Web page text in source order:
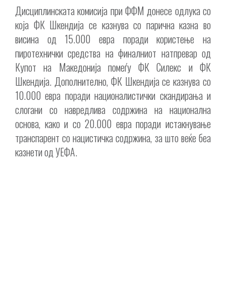
Дисциплинската комисија при ФФМ донесе одлука со
која ФК Шкендија се казнува со парична казна во
висина од 15.000 евра поради користење на
пиротехнички средства на финалниот натпревар од
Купот на Македонија помеѓу ФК Силекс и ФК
Шкендија. Дополнително, ФК Шкендија се казнува со
10.000 евра поради националистички скандирања и
слогани со навредлива содржина на национална
основа, како и со 20.000 евра поради истакнување
транспарент со нацистичка содржина, за што веќе беа
казнети од УЕФА.